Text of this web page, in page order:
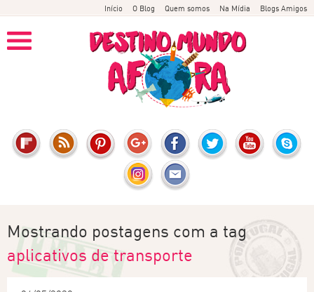
Início O Blog Quem somos Na Mídia Blogs Amigos
Mostrando postagens com a tag
aplicativos de transporte